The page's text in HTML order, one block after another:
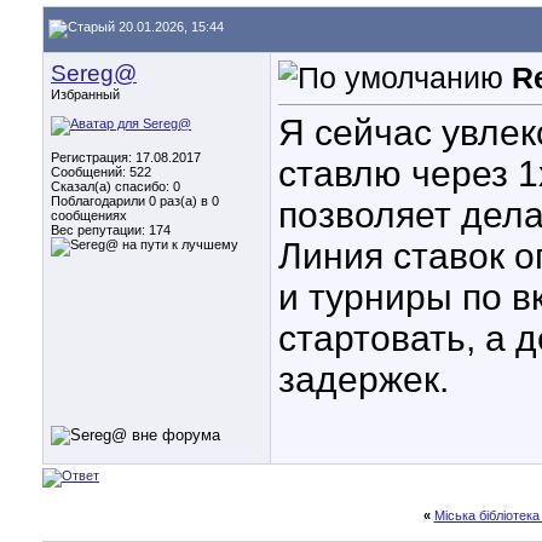
20.01.2026, 15:44
Sereg@
Избранный
Регистрация: 17.08.2017
Сообщений: 522
Сказал(а) спасибо: 0
Поблагодарили 0 раз(а) в 0
сообщениях
Вес репутации: 174
Я сейчас
ставлю через
позволяет
Линия ставок
и турниры по
стартовать, а
задержек.
« Міська